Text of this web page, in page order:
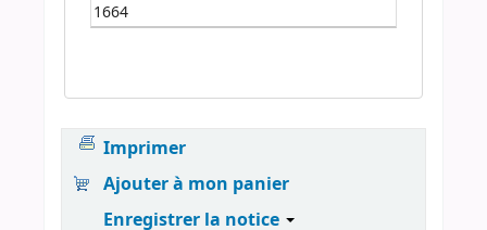
1664
Imprimer
Ajouter à mon panier
Enregistrer la notice